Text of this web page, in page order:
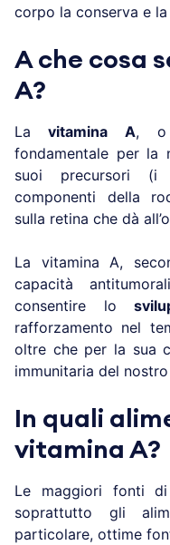
corpo la conserva e
A che cosa
A?
La vitamina A, o
fondamentale per la
suoi precursori (i
componenti della
sulla retina che dà
La vitamina A,
capacità
consentire lo
rafforzamento nel
oltre che per la sua
immunitaria del
In quali
vitamina A?
Le maggiori fonti
soprattutto gli
particolare, ottime